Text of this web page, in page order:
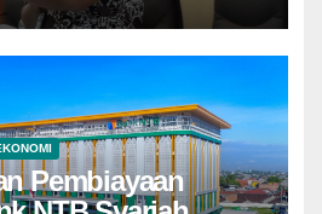
Pembiayaan